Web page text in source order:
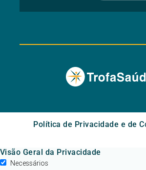
Política de Privacidade e de
Visão Geral da Privacidade
Necessários